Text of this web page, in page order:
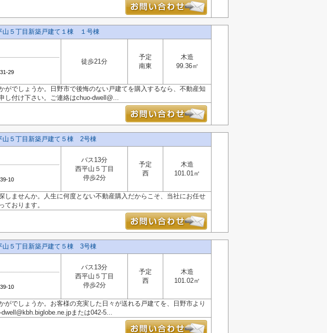
山５丁目新築戸建て１棟 １号棟
29
徒歩21分
予定
南東
木造
99.36㎡
がでしょうか。日野市で後悔のない戸建てを購入するなら、不動産知
し付け下さい。ご連絡はchuo-dwell@...
山５丁目新築戸建て５棟 2号棟
10
バス13分
西平山５丁目
停歩2分
予定
西
木造
101.01㎡
しませんか。人生に何度とない不動産購入だからこそ、当社にお任せ
ております。
山５丁目新築戸建て５棟 3号棟
10
バス13分
西平山５丁目
停歩2分
予定
西
木造
101.02㎡
がでしょうか。お客様の充実した日々が送れる戸建てを、日野市より
または042-5...